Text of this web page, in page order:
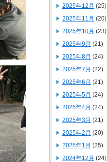
2025年12月 (25)
2025年11月 (20)
2025年10月 (23)
2025年9月 (21)
2025年8月 (24)
2025年7月 (22)
2025年6月 (21)
2025年5月 (24)
2025年4月 (24)
2025年3月 (21)
2025年2月 (20)
2025年1月 (25)
2024年12月 (24)